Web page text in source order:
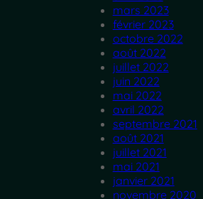
mars 2023
février 2023
octobre 2022
août 2022
juillet 2022
juin 2022
mai 2022
avril 2022
septembre 2021
août 2021
juillet 2021
mai 2021
janvier 2021
novembre 2020